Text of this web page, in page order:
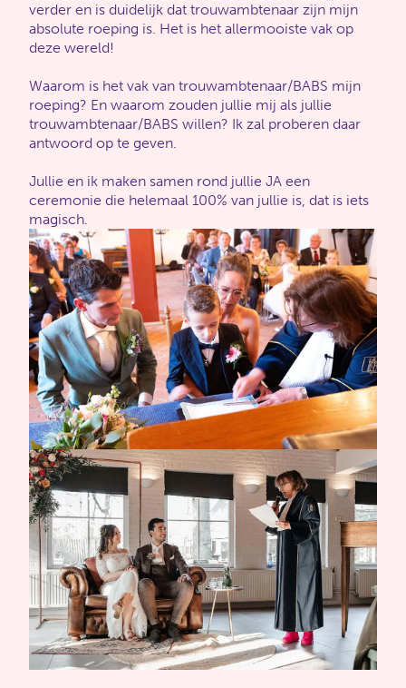
verder en is duidelijk dat trouwambtenaar zijn mijn
absolute roeping is. Het is het allermooiste vak op
deze wereld!
Waarom is het vak van trouwambtenaar/BABS mijn
roeping? En waarom zouden jullie mij als jullie
trouwambtenaar/BABS willen? Ik zal proberen daar
antwoord op te geven.
Jullie en ik maken samen rond jullie JA een
ceremonie die helemaal 100% van jullie is, dat is iets
magisch.